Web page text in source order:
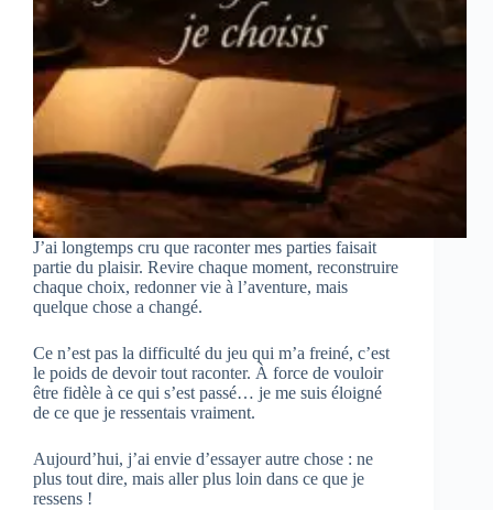
J’ai longtemps cru que raconter mes parties faisait
partie du plaisir. Revire chaque moment, reconstruire
chaque choix, redonner vie à l’aventure, mais
quelque chose a changé.
Ce n’est pas la difficulté du jeu qui m’a freiné, c’est
le poids de devoir tout raconter. À force de vouloir
être fidèle à ce qui s’est passé… je me suis éloigné
de ce que je ressentais vraiment.
Aujourd’hui, j’ai envie d’essayer autre chose : ne
plus tout dire, mais aller plus loin dans ce que je
ressens !